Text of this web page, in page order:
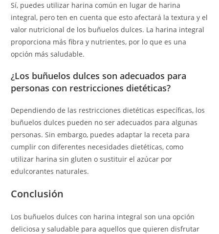
Sí, puedes utilizar harina común en lugar de harina
integral, pero ten en cuenta que esto afectará la textura y el
valor nutricional de los buñuelos dulces. La harina integral
proporciona más fibra y nutrientes, por lo que es una
opción más saludable.
¿Los buñuelos dulces son adecuados para
personas con restricciones dietéticas?
Dependiendo de las restricciones dietéticas específicas, los
buñuelos dulces pueden no ser adecuados para algunas
personas. Sin embargo, puedes adaptar la receta para
cumplir con diferentes necesidades dietéticas, como
utilizar harina sin gluten o sustituir el azúcar por
edulcorantes naturales.
Conclusión
Los buñuelos dulces con harina integral son una opción
deliciosa y saludable para aquellos que quieren disfrutar